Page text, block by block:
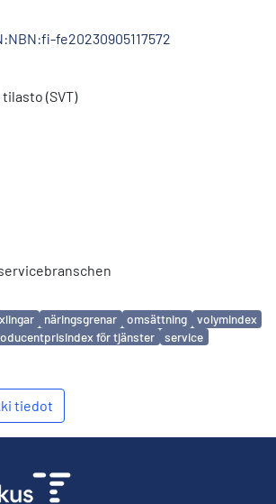
fe20230905117572
(SVT)
näringsgrenar omsättning
volymindex
för tjänster service
tiedot